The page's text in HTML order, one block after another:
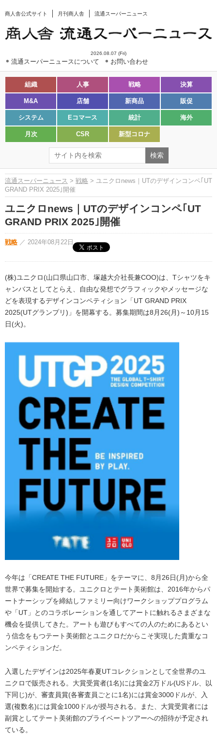
商人舎公式サイト 月刊商人舎 流通スーパーニュース
2026.08.07 (Fri)
流通スーパーニュースについて お問い合わせ
組織 人事 戦略 決算
M&A 店舗 新商品 販促
システム Eコマース 統計 海外
月次 CSR 新型コロナ
流通スーパーニュース > 戦略 > ユニクロnews｜UTのデザインコンペ｢UT
GRAND PRIX 2025｣開催
ユニクロnews｜UTのデザインコンペ｢UT
GRAND PRIX 2025｣開催
戦略 ／ 2024年08月22日
(株)ユニクロ(山口県山口市、塚越大介社長兼COO)は、Tシャツをキ
ャンバスとしてとらえ、自由な発想でグラフィックやメッセージな
どを表現するデザインコンペティション「UT GRAND PRIX
2025(UTグランプリ)」を開幕する。募集期間は8月26(月)～10月15
日(火)。
今年は「CREATE THE FUTURE」をテーマに、8月26日(月)から全
世界で募集を開始する。ユニクロとテート美術館は、2016年からパ
ートナーシップを締結しファミリー向けワークショッププログラム
や「UT」とのコラボレーションを通してアートに触れるさまざまな
機会を提供してきた。アートも遊びもすべての人のためにあるとい
う信念をもつテート美術館とユニクロだからこそ実現した貴重なコ
ンペティションだ。
入選したデザインは2025年春夏UTコレクションとして全世界のユ
ニクロで販売される。大賞受賞者(1名)には賞金2万ドル(USドル、以
下同じ)が、審査員賞(各審査員ごとに1名)には賞金3000ドルが、入
選(複数名)には賞金1000ドルが授与される。また、大賞受賞者には
副賞としてテート美術館のプライベートツアーへの招待が予定され
ている。